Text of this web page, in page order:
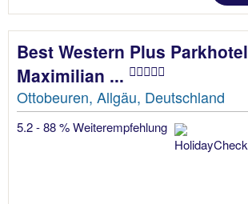
Best Western Plus Parkhotel
Maximilian ...
Ottobeuren, Allgäu, Deutschland
5.2 - 88 % Weiterempfehlung